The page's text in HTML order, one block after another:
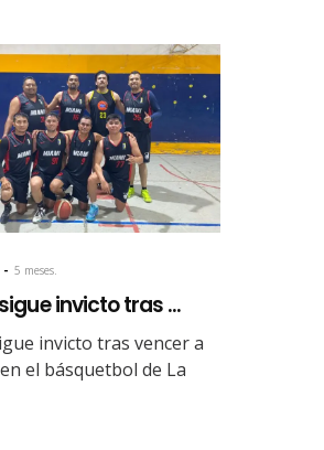
5 meses.
invicto tras ...
invicto tras vencer a
el básquetbol de La